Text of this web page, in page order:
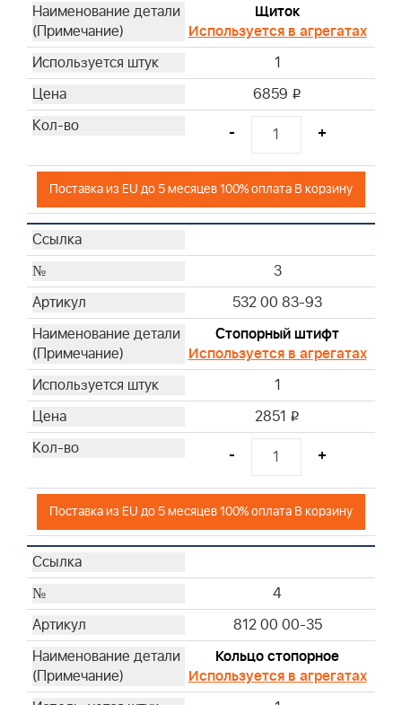
Щиток
Используется в агрегатах
1
6859 i
- +
Поставка из EU до 5 месяцев 100% оплата В корзину
3
532 00 83-93
Стопорный штифт
Используется в агрегатах
1
2851 i
- +
Поставка из EU до 5 месяцев 100% оплата В корзину
4
812 00 00-35
Кольцо стопорное
Используется в агрегатах